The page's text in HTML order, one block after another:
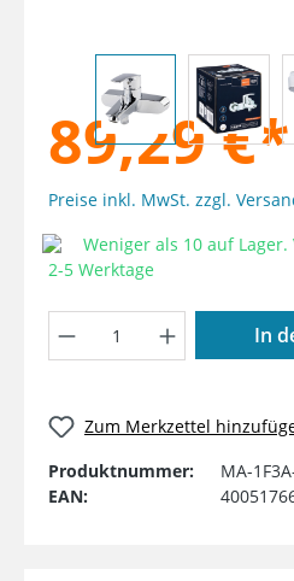
89,29 €*
Preise inkl. MwSt. zzgl.
Weniger als 10 auf
2-5 Werktage
Produkt Anzahl:In
Zum Merkzettel
Produktnummer:
MA-
EAN: